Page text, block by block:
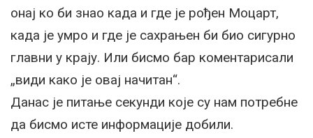
онај ко би знао када и где је рођен Моцарт,
када је умро и где је сахрањен би био сигурно
главни у крају. Или бисмо бар коментарисали
„види како је овај начитан“.
Данас је питање секунди које су нам потребне
да бисмо исте информације добили.